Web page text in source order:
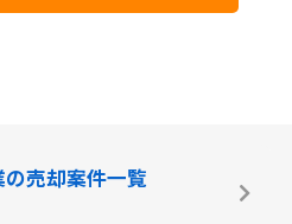
の売却案件一覧